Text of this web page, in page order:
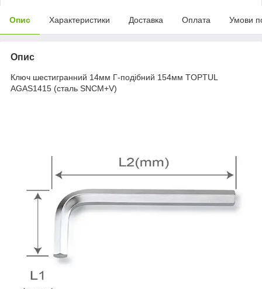
Опис Характеристики Доставка Оплата Умови
Опис
Ключ шестигранний 14мм Г-подібний 154мм TOPTUL
AGAS1415 (сталь SNCM+V)